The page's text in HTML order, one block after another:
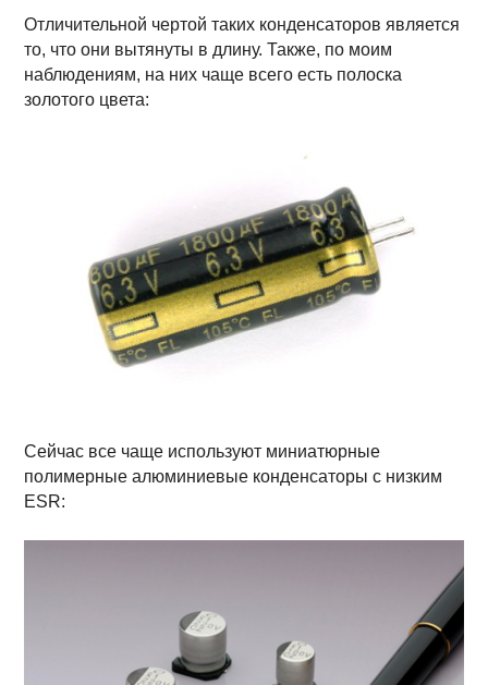
Отличительной чертой таких конденсаторов является
то, что они вытянуты в длину. Также, по моим
наблюдениям, на них чаще всего есть полоска
золотого цвета:
Сейчас все чаще используют миниатюрные
полимерные алюминиевые конденсаторы с низким
ESR: